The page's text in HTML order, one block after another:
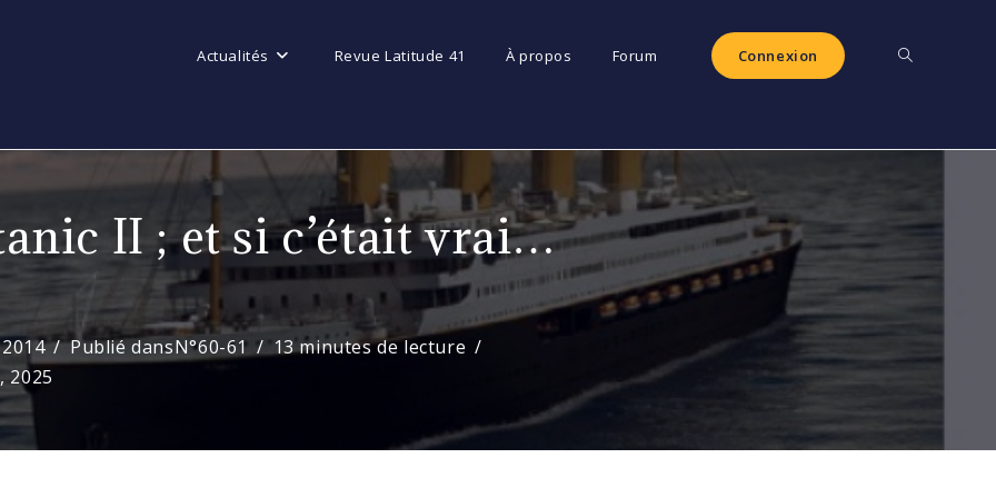
Actualités Revue Latitude 41 À propos Forum Connexion Toggle
search
II ; et si c’était vrai…
Publié dansN°60-61
13 minutes de lecture
2025